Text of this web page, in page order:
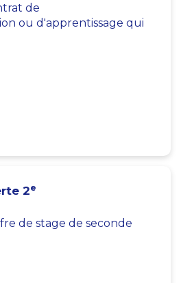
de
ou d'apprentissage qui
2e
de stage de seconde